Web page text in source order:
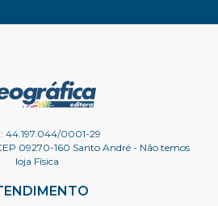
44.197.044/0001-29
09270-160 Santo André - Não temos
loja Física